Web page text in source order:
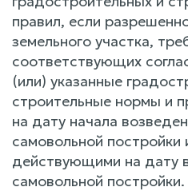
правил, если
земельного участка,
соответствующих
(или) указанные
строительные нормы и
на дату начала
самовольной постройки
действующими на дату
самовольной постройки.